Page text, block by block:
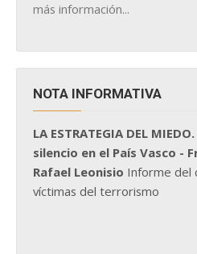
más información...
NOTA INFORMATIVA
LA ESTRATEGIA DEL
silencio en el País Vasco -
Rafael Leonisio Informe del
víctimas del terrorismo